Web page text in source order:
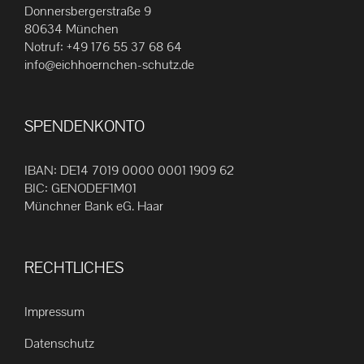
Die
können
auf
Produktseite
gewählt
Donnersbergerstraße 9
80634 München
Notruf: +49 176 55 37 68 64
info@eichhoernchen-schutz.de
SPENDENKONTO
IBAN: DE14 7019 0000 0001 1909 62
BIC: GENODEF1M01
Münchner Bank eG. Haar
RECHTLICHES
Impressum
Datenschutz